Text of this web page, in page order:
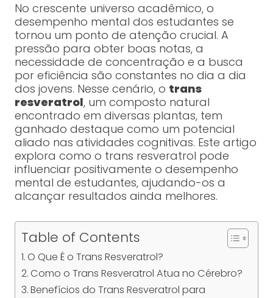
No crescente universo acadêmico, o
desempenho mental dos estudantes se
tornou um ponto de atenção crucial. A
pressão para obter boas notas, a
necessidade de concentração e a busca
por eficiência são constantes no dia a dia
dos jovens. Nesse cenário, o trans
resveratrol, um composto natural
encontrado em diversas plantas, tem
ganhado destaque como um potencial
aliado nas atividades cognitivas. Este artigo
explora como o trans resveratrol pode
influenciar positivamente o desempenho
mental de estudantes, ajudando-os a
alcançar resultados ainda melhores.
Table of Contents
O Que É o Trans Resveratrol?
Como o Trans Resveratrol Atua no Cérebro?
Benefícios do Trans Resveratrol para